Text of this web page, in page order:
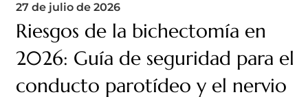
27 de julio de 2026
Riesgos de la bichectomía en
2026: Guía de seguridad para el
conducto parotídeo y el nervio